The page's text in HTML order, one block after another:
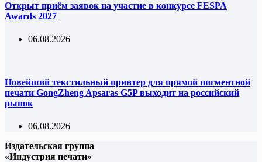
Открыт приём заявок на участие в конкурсе FESPA
Awards 2027
06.08.2026
Новейший текстильный принтер для прямой пигментной
печати GongZheng Apsaras G5P выходит на российский
рынок
06.08.2026
Издательская группа
«Индустрия печати»